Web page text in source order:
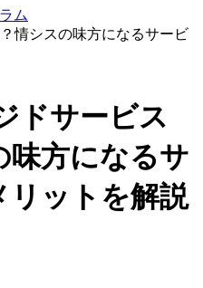
ム
情シスの味方になるサービ
ドサービス
味方になるサ
リットを解説